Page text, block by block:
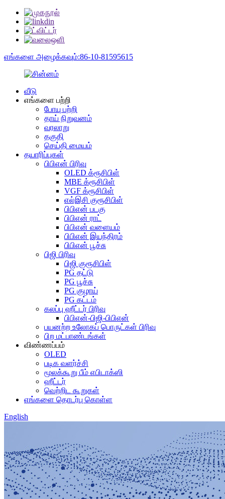
எங்களை அழைக்கவும்:86-10-81595615
வீடு
எங்களை பற்றி
போயு பற்றி
தாய் நிறுவனம்
வரலாறு
தகுதி
செய்தி மையம்
தயாரிப்புகள்
பிபிஎன் பிரிவு
OLED க்ரூசிபிள்
MBE க்ரூசிபிள்
VGF க்ரூசிபிள்
எல்இசி குரூசிபிள்
பிபிஎன் படகு
பிபிஎன் ராட்
பிபிஎன் வளையம்
பிபிஎன் இயந்திரம்
பிபிஎன் பூச்சு
பிஜி பிரிவு
பிஜி குரூசிபிள்
PG தட்டு
PG பூச்சு
PG குழாய்
PG கட்டம்
கலப்பு ஹீட்டர் பிரிவு
பிபிஎன்-பிஜி-பிபிஎன்
பயனற்ற உலோகப் பொருட்கள் பிரிவு
பிற மட்பாண்டங்கள்
விண்ணப்பம்
OLED
படிக வளர்ச்சி
மூலக்கூறு பீம் எபிடாக்ஸி
ஹீட்டர்
வெற்றிட கூறுகள்
எங்களை தொடர்பு கொள்ள
English